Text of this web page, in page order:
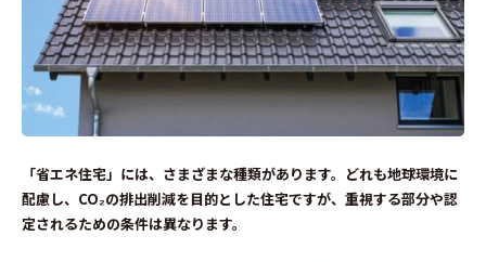
「省エネ住宅」には、さまざまな種類があります。どれも地球環境に
配慮し、CO₂の排出削減を目的とした住宅ですが、重視する部分や認
定されるための条件は異なります。